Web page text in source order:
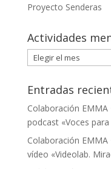
Proyecto Senderas
Actividades
Actividades
mensuales
Entradas
Colaboración
podcast «Voces
Colaboración
vídeo «Videolab.